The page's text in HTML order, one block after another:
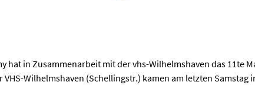
hat in Zusammenarbeit mit der vhs-Wilhelmshaven das 11te
VHS-Wilhelmshaven (Schellingstr.) kamen am letzten